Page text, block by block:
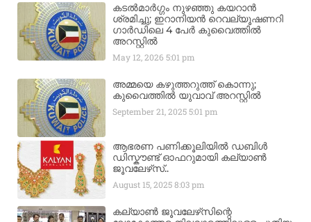
കടൽമാർഗ്ഗം നുഴഞ്ഞു കയറാൻ
ശ്രമിച്ചു; ഇറാനിയൻ റെവല്യൂഷണറി
ഗാർഡിലെ 4 പേർ കുവൈത്തിൽ
അറസ്റ്റിൽ
May 12, 20265:01 pm
അമ്മയെ കഴുത്തറുത്ത് കൊന്നു;
കുവൈത്തിൽ യുവാവ് അറസ്റ്റിൽ
September 21, 20255:01 pm
ആഭരണ പണിക്കൂലിയിൽ ഡബിൾ
ഡിസ്കൗണ്ട് ഓഫറുമായി കല്യാൺ
ജൂവലേഴ്‌സ്..
August 15, 20258:03 pm
കല്യാൺ ജൂവലേഴ്‌സിന്റെ